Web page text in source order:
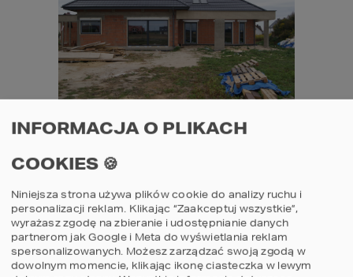
BUDOWA DOMU
HOMEKONCEPT 26
Na co zwrócić uwagę
wybierając działkę?
INFORMACJA O PLIKACH
COOKIES 🍪
Niniejsza strona używa plików cookie do analizy ruchu i
personalizacji reklam. Klikając “Zaakceptuj wszystkie”,
wyrażasz zgodę na zbieranie i udostępnianie danych
partnerom jak Google i Meta do wyświetlania reklam
spersonalizowanych. Możesz zarządzać swoją zgodą w
dowolnym momencie, klikając ikonę ciasteczka w lewym